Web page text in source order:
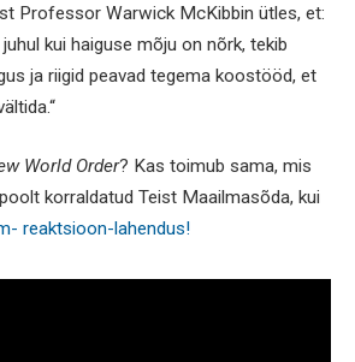
Professor Warwick McKibbin ütles, et:
kui haiguse mõju on nõrk, tekib
ja riigid peavad tegema koostööd, et
World Order? Kas toimub sama, mis
korraldatud Teist Maailmasõda, kui
reaktsioon-lahendus!